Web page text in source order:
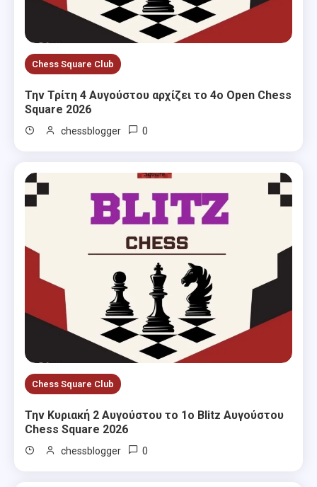
Chess Square Club
Την Τρίτη 4 Αυγούστου αρχίζει το 4ο Open Chess
Square 2026
chessblogger 0
Chess Square Club
Την Κυριακή 2 Αυγούστου το 1ο Blitz Αυγούστου
Chess Square 2026
chessblogger 0